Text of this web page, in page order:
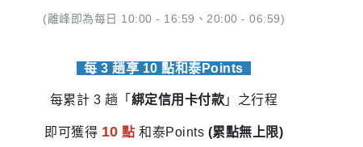
(離峰即為每日 10:00 - 16:59、20:00 - 06:59)
每 3 趟享 10 點和泰Points
每累計 3 趟「 綁定信用卡付款 」之行程
即可獲得 10 點 和泰Points (累點無上限)